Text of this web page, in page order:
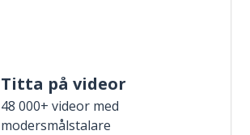
Titta på videor
48 000+ videor med
modersmålstalare